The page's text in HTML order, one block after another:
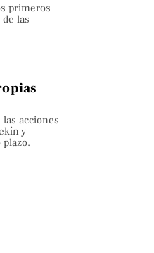
primeros
las
acciones
y